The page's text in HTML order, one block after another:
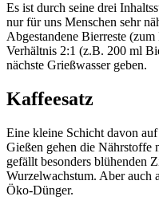
Es ist durch seine drei
nur für uns Menschen sehr
Abgestandene Bierreste
Verhältnis 2:1 (z.B. 200 ml
nächste Grießwasser geben.
Kaffeesatz
Eine kleine Schicht davon
Gießen gehen die Nährstoffe
gefällt besonders blühenden
Wurzelwachstum. Aber auch
Öko-Dünger.